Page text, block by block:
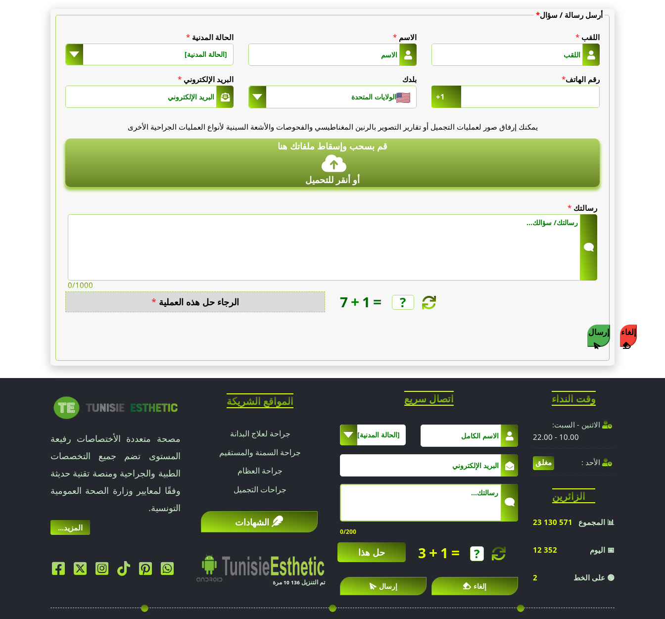
أرسل رسالة / سؤال*
الحالة المدنية *
[الحالة المدنية]
الاسم* اللقب*
البريد الإلكتروني * بلدك
الولايات المتحدة
رقم الهاتف*
+1
يمكنك إرفاق صور لعمليات التجميل أو تقارير التصوير بالرنين المغناطيسي والفحوصات والأشعة السينية لأنواع العمليات الجراحية الأخرى
قم بسحب وإسقاط ملفاتك هنا
أو أنقر للتحميل
رسالتك*
0/1000
* الرجاء حل هذه العملية 7+ 1 =
إلغاء إرسال
مصحة متعددة الأختصاصات رفيعة
المستوى تضم جميع التخصصات
الطبية والجراحية ومنصة تقنية حديثة
وفقًا لمعايير وزارة الصحة العمومية
التونسية.
...المزيد
المواقع الشريكة
جراحة لعلاج البدانة
جراحة السمنة والمستقيم
جراحة العظام
جراحات التجميل
الشهادات
تم التنزيل 10 136 مرة
اتصال سريع
[الحالة المدنية]
0/200
حل هذا 3 + 1 =
إلغاء إرسال
وقت النداء
الاثنين - السبت:
10.00 - 22.00
الأحد : مغلق
📈 الزائرين
📊 المجموع 23 130 571
📅 اليوم 12 352
🟢 على الخط 2